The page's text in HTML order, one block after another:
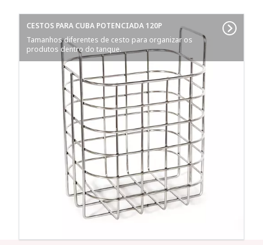
CESTOS PARA CUBA POTENCIADA 120P
Tamanhos diferentes de cesto para organizar os
produtos dentro do tanque.